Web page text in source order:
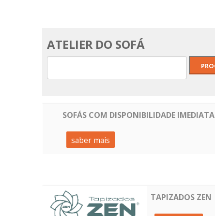
ATELIER DO SOFÁ
SOFÁS COM DISPONIBILIDADE IMEDIATA
saber mais
TAPIZADOS ZEN